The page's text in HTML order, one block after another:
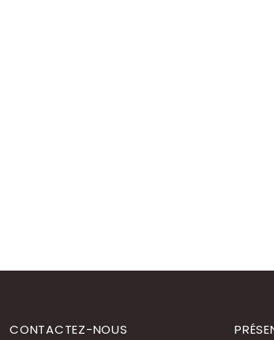
CONTACTEZ-NOUS